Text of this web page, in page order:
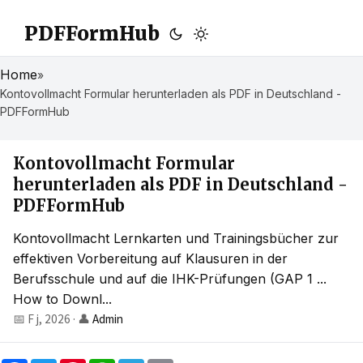
PDFFormHub
Home»
Kontovollmacht Formular herunterladen als PDF in Deutschland -
PDFFormHub
Kontovollmacht Formular
herunterladen als PDF in Deutschland -
PDFFormHub
Kontovollmacht Lernkarten und Trainingsbücher zur
effektiven Vorbereitung auf Klausuren in der
Berufsschule und auf die IHK-Prüfungen (GAP 1 ...
How to Downl...
📅 F j, 2026 · 👤 Admin